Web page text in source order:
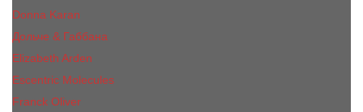
Donna Karan
Дольче & Габбана
Elizabeth Arden
Escentric Molecules
Franck Oliver